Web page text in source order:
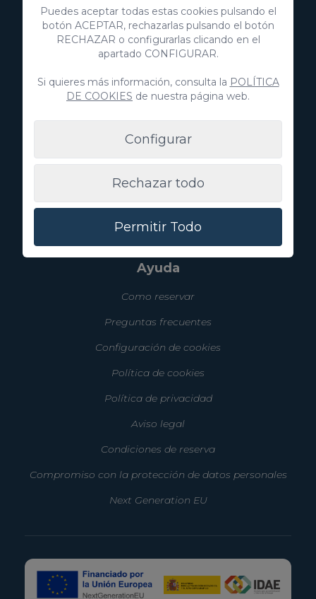
Descubre
Inmobiliaria
Anuncia tu propiedad
Villa Gran Canaria
Blog
Experiencias
Sobre nosotros
Ayuda
Como reservar
Preguntas frecuentes
Configuración de cookies
Política de cookies
Política de privacidad
Aviso legal
Condiciones de reserva
Compromiso con la protección de datos personales
Next Generation EU
Puedes aceptar todas estas cookies pulsando el
botón ACEPTAR, rechazarlas pulsando el botón
RECHAZAR o configurarlas clicando en el
apartado CONFIGURAR.
Si quieres más información, consulta la POLÍTICA
DE COOKIES de nuestra página web.
Configurar
Rechazar todo
Permitir Todo